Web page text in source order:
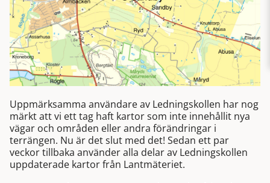
Uppmärksamma användare av Ledningskollen har nog
märkt att vi ett tag haft kartor som inte innehållit nya
vägar och områden eller andra förändringar i
terrängen. Nu är det slut med det! Sedan ett par
veckor tillbaka använder alla delar av Ledningskollen
uppdaterade kartor från Lantmäteriet.